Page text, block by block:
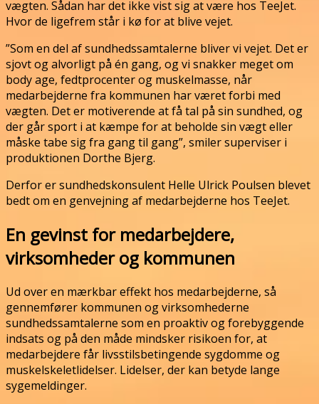
vægten. Sådan har det ikke vist sig at være hos TeeJet.
Hvor de ligefrem står i kø for at blive vejet.
”Som en del af sundhedssamtalerne bliver vi vejet. Det er
sjovt og alvorligt på én gang, og vi snakker meget om
body age, fedtprocenter og muskelmasse, når
medarbejderne fra kommunen har været forbi med
vægten. Det er motiverende at få tal på sin sundhed, og
der går sport i at kæmpe for at beholde sin vægt eller
måske tabe sig fra gang til gang”, smiler superviser i
produktionen Dorthe Bjerg.
Derfor er sundhedskonsulent Helle Ulrick Poulsen blevet
bedt om en genvejning af medarbejderne hos TeeJet.
En gevinst for medarbejdere,
virksomheder og kommunen
Ud over en mærkbar effekt hos medarbejderne, så
gennemfører kommunen og virksomhederne
sundhedssamtalerne som en proaktiv og forebyggende
indsats og på den måde mindsker risikoen for, at
medarbejdere får livsstilsbetingende sygdomme og
muskelskeletlidelser. Lidelser, der kan betyde lange
sygemeldinger.